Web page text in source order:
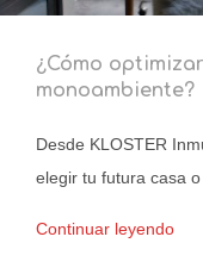
¿Cómo
monoambiente?
Desde KLOSTER
elegir tu futura casa o
Continuar leyendo